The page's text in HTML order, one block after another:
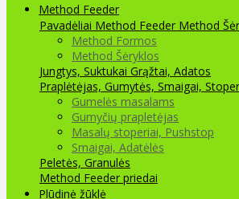
Method Feeder
Pavadėliai Method Feeder Method
Method Formos
Method Šėryklos
Jungtys, Suktukai Grąžtai, Adatos
Praplėtėjas, Gumytės, Smaigai,
Gumelės masalams
Gumyčių prapletėjas
Masalų stoperiai, Pushstop
Smaigai, Adatėlės
Peletės, Granulės
Method Feeder priedai
Plūdinė žūklė